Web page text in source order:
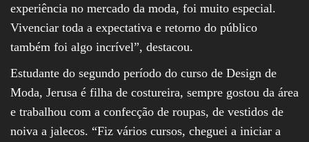
experiência no mercado da moda, foi muito especial.
Vivenciar toda a expectativa e retorno do público
também foi algo incrível”, destacou.
Estudante do segundo período do curso de Design de
Moda, Jerusa é filha de costureira, sempre gostou da área
e trabalhou com a confecção de roupas, de vestidos de
noiva a jalecos. “Fiz vários cursos, cheguei a iniciar a